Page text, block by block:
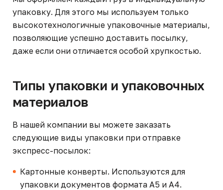
упаковку. Для этого мы используем только
высокотехнологичные упаковочные материалы,
позволяющие успешно доставить посылку,
даже если они отличается особой хрупкостью.
Типы упаковки и упаковочных
материалов
В нашей компании вы можете заказать
следующие виды упаковки при отправке
экспресс-посылок:
Картонные конверты. Используются для
упаковки документов формата А5 и А4.